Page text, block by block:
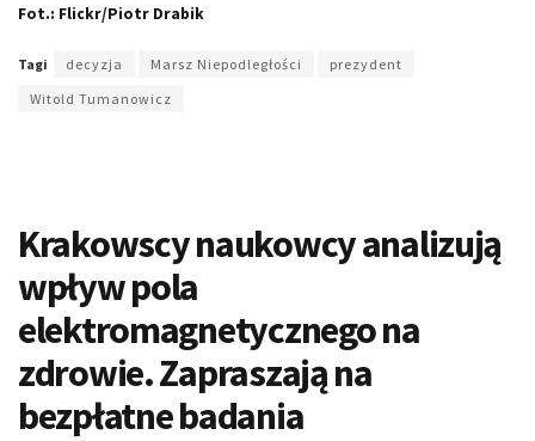
Fot.: Flickr/Piotr Drabik
Tagi decyzja Marsz Niepodległości
prezydent
Witold Tumanowicz
Krakowscy naukowcy analizują
wpływ pola
elektromagnetycznego na
zdrowie. Zapraszają na
bezpłatne badania